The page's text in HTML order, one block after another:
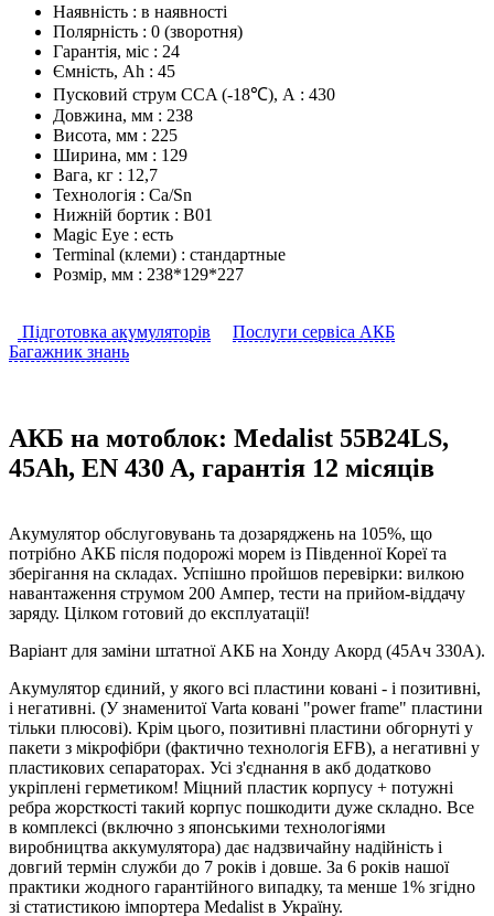
Наявність : в наявності
Полярність : 0 (зворотня)
Гарантія, міс : 24
Ємність, Аh : 45
Пусковий струм CCA (-18℃), А : 430
Довжина, мм : 238
Висота, мм : 225
Ширина, мм : 129
Вага, кг : 12,7
Технологія : Ca/Sn
Нижній бортик : В01
Magic Eye : есть
Terminal (клеми) : стандартные
Розмір, мм : 238*129*227
Підготовка акумуляторів
Послуги сервіса АКБ
Багажник знань
АКБ на мотоблок: Medalist 55B24LS,
45Ah, EN 430 A, гарантія 12 місяців
Акумулятор обслуговувань та дозаряджень на 105%, що
потрібно АКБ після подорожі морем із Південної Кореї та
зберігання на складах. Успішно пройшов перевірки: вилкою
навантаження струмом 200 Ампер, тести на прийом-віддачу
заряду. Цілком готовий до експлуатації!
Варіант для заміни штатної АКБ на Хонду Акорд (45Ач 330А).
Акумулятор єдиний, у якого всі пластини ковані - і позитивні,
і негативні. (У знаменитої Varta ковані "power frame" пластини
тільки плюсові). Крім цього, позитивні пластини обгорнуті у
пакети з мікрофібри (фактично технологія EFB), а негативні у
пластикових сепараторах. Усі з'єднання в акб додатково
укріплені герметиком! Міцний пластик корпусу + потужні
ребра жорсткості такий корпус пошкодити дуже складно. Все
в комплексі (включно з японськими технологіями
виробництва аккумулятора) дає надзвичайну надійність і
довгий термін служби до 7 років і довше. За 6 років нашої
практики жодного гарантійного випадку, та менше 1% згідно
зі статистикою імпортера Medalist в Україну.